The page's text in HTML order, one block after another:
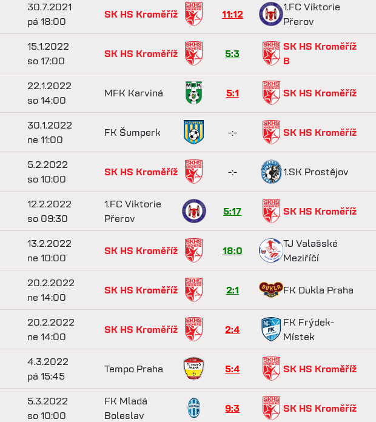
30.7.2021
pá 18:00
SK HS Kroměříž 11:12
1.FC Viktorie
Přerov
15.1.2022
so 17:00
SK HS Kroměříž 5:3
SK HS Kroměříž
B
22.1.2022
so 14:00
MFK Karviná 5:1 SK HS Kroměříž
30.1.2022
ne 11:00
FK Šumperk -:- SK HS Kroměříž
5.2.2022
so 10:00
SK HS Kroměříž -:- 1.SK Prostějov
12.2.2022
so 09:30
1.FC Viktorie
Přerov
5:17 SK HS Kroměříž
13.2.2022
ne 10:00
SK HS Kroměříž 18:0
TJ Valašské
Meziříčí
20.2.2022
ne 14:00
SK HS Kroměříž 2:1 FK Dukla Praha
20.2.2022
ne 14:00
SK HS Kroměříž 2:4
FK Frýdek-
Místek
4.3.2022
pá 15:45
Tempo Praha 5:4 SK HS Kroměříž
5.3.2022
so 10:00
FK Mladá
Boleslav
9:3 SK HS Kroměříž